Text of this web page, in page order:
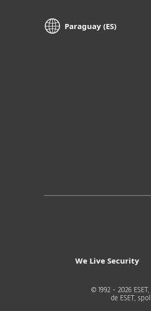
Paraguay (ES)
We Live Security
© 1992 - 2026
de ESET,